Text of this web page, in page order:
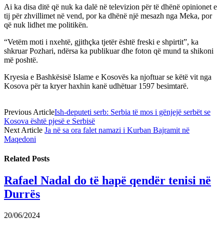
Ai ka disa ditë që nuk ka dalë në televizion për të dhënë opinionet e
tij për zhvillimet në vend, por ka dhënë një mesazh nga Meka, por
që nuk lidhet me politikën.
“Vetëm moti i nxehtë, gjithçka tjetër është freski e shpirtit”, ka
shkruar Pozhari, ndërsa ka publikuar dhe foton që mund ta shikoni
më poshtë.
Kryesia e Bashkësisë Islame e Kosovës ka njoftuar se këtë vit nga
Kosova për ta kryer haxhin kanë udhëtuar 1597 besimtarë.
Previous ArticleIsh-deputeti serb: Serbia të mos i gënjejë serbët se
Kosova është pjesë e Serbisë
Next Article Ja në sa ora falet namazi i Kurban Bajramit në
Maqedoni
Related Posts
Rafael Nadal do të hapë qendër tenisi në
Durrës
20/06/2024